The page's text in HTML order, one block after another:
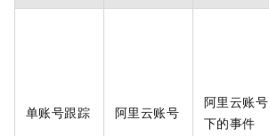
单账号跟踪 阿里云账号
阿里云账号
下的事件